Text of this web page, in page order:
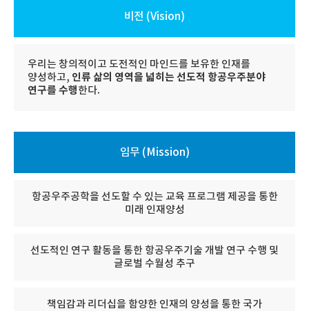
비전 (Vision)
우리는 창의적이고 도전적인 마인드를 보유한 인재를
양성하고, 인류 삶의 영역을 넓히는 선도적 항공우주분야
연구를 수행한다.
임무 (Mission)
항공우주공학을 선도할 수 있는 교육 프로그램 제공을 통한
미래 인재양성
선도적인 연구 활동을 통한 항공우주기술 개발 연구 수행 및
글로벌 수월성 추구
책임감과 리더십을 함양한 인재의 양성을 통한 국가